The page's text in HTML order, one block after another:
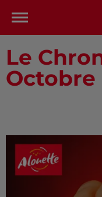
Le
Octobre